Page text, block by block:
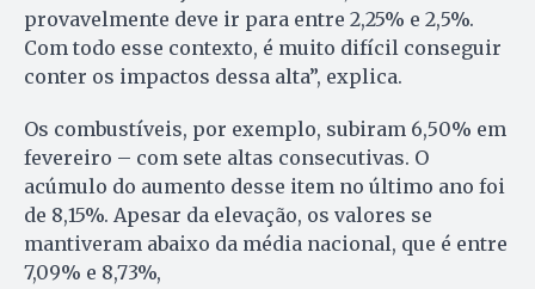
provavelmente deve ir para entre 2,25% e 2,5%.
Com todo esse contexto, é muito difícil conseguir
conter os impactos dessa alta”, explica.
Os combustíveis, por exemplo, subiram 6,50% em
fevereiro – com sete altas consecutivas. O
acúmulo do aumento desse item no último ano foi
de 8,15%. Apesar da elevação, os valores se
mantiveram abaixo da média nacional, que é entre
7,09% e 8,73%,